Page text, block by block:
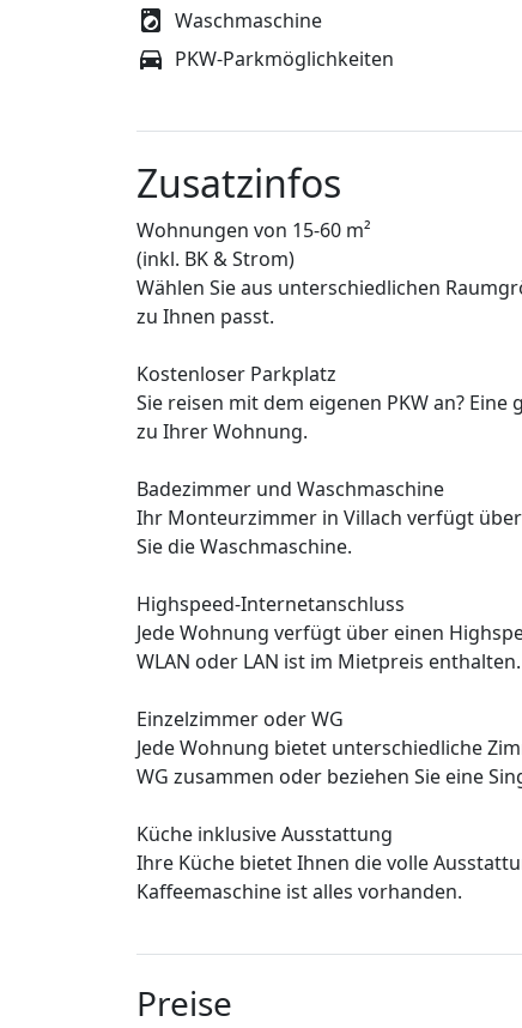
Waschmaschine
PKW-Parkmöglichkeiten
Zusatzinfos
Wohnungen von 15-60 m²
(inkl. BK & Strom)
Wählen Sie aus unterschiedlichen
zu Ihnen passt.
Kostenloser Parkplatz
Sie reisen mit dem eigenen PKW an?
zu Ihrer Wohnung.
Badezimmer und Waschmaschine
Ihr Monteurzimmer in Villach verfügt
Sie die Waschmaschine.
Highspeed-Internetanschluss
Jede Wohnung verfügt über einen
WLAN oder LAN ist im Mietpreis enthalten.
Einzelzimmer oder WG
Jede Wohnung bietet unterschiedliche
WG zusammen oder beziehen Sie eine
Küche inklusive Ausstattung
Ihre Küche bietet Ihnen die volle
Kaffeemaschine ist alles vorhanden.
Preise